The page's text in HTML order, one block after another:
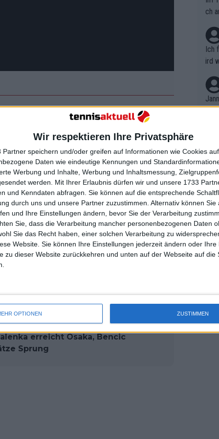
Wir respektieren Ihre Privatsphäre
Partner speichern und/oder greifen auf Informationen wie Cookies
Daten wie eindeutige Kennungen und
Werbung und Inhalte, Werbung und Inhaltsmessung,
werden. Mit Ihrer Erlaubnis dürfen wir und unsere 1733
und Kenndaten abfragen. Sie können auf die entsprechende
durch uns und unsere Partner zuzustimmen. Alternativ können Sie
und Ihre Einstellungen ändern, bevor Sie der Verarbeitung
Sie, dass die Verarbeitung mancher personenbezogenen Daten
Sie das Recht haben, einer solchen Verarbeitung zu
Website. Sie können Ihre Einstellungen jederzeit ändern oder Ihre
zu dieser Website zurückkehren und unten auf der Webseite auf die
OPTIONEN ZUSTIMMEN
Open für eine Überraschung und
Jahre nach ihrem ersten Grand
Stephens. Diesmal schlug sie
2025 einen 12:0-Lauf
International gewonnen und
oben standen, war Anfang März
Damals waren Lindsay Daveport (Nr.
(Nr. 6) die einzigen
sich Chanda Rubin an, die zu
erreicht Osaka, Bencic
Sprung
ch
Ich
ird
r in
em
t,
B.
on
uss
mal
des
n
nt.
kel